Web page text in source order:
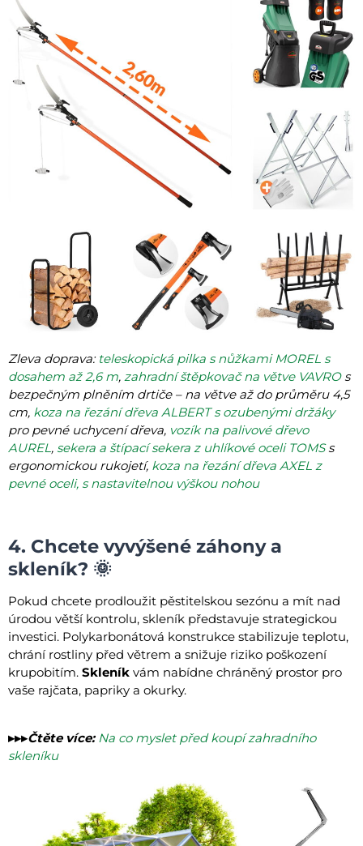
Zleva doprava: teleskopická pilka s nůžkami MOREL s
dosahem až 2,6 m, zahradní štěpkovač na větve VAVROs
bezpečným plněním drtiče – na větve až do průměru 4,5
cm, koza na řezání dřeva ALBERT s ozubenými držáky
pro pevné uchycení dřeva, vozík na palivové dřevo
AUREL, sekera a štípací sekera z uhlíkové oceli TOMSs
ergonomickou rukojetí, koza na řezání dřeva AXEL z
pevné oceli, s nastavitelnou výškou nohou
4. Chcete vyvýšené záhony a
skleník? 🌞
Pokud chcete prodloužit pěstitelskou sezónu a mít nad
úrodou větší kontrolu, skleník představuje strategickou
investici. Polykarbonátová konstrukce stabilizuje teplotu,
chrání rostliny před větrem a snižuje riziko poškození
krupobitím. Skleník vám nabídne chráněný prostor pro
vaše rajčata, papriky a okurky.
▸▸▸Čtěte více: Na co myslet před koupí zahradního
skleníku